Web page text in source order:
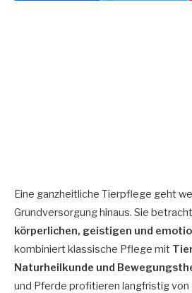
Eine ganzheitliche Tierpflege geht
Grundversorgung hinaus. Sie
körperlichen, geistigen und
kombiniert klassische Pflege mit
Naturheilkunde und
und Pferde profitieren langfristig von